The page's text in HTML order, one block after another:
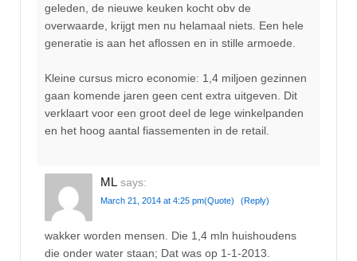
geleden, de nieuwe keuken kocht obv de
overwaarde, krijgt men nu helamaal niets. Een hele
generatie is aan het aflossen en in stille armoede.
Kleine cursus micro economie: 1,4 miljoen gezinnen
gaan komende jaren geen cent extra uitgeven. Dit
verklaart voor een groot deel de lege winkelpanden
en het hoog aantal fiassementen in de retail.
ML says:
March 21, 2014 at 4:25 pm(Quote) (Reply)
wakker worden mensen. Die 1,4 mln huishoudens
die onder water staan; Dat was op 1-1-2013.